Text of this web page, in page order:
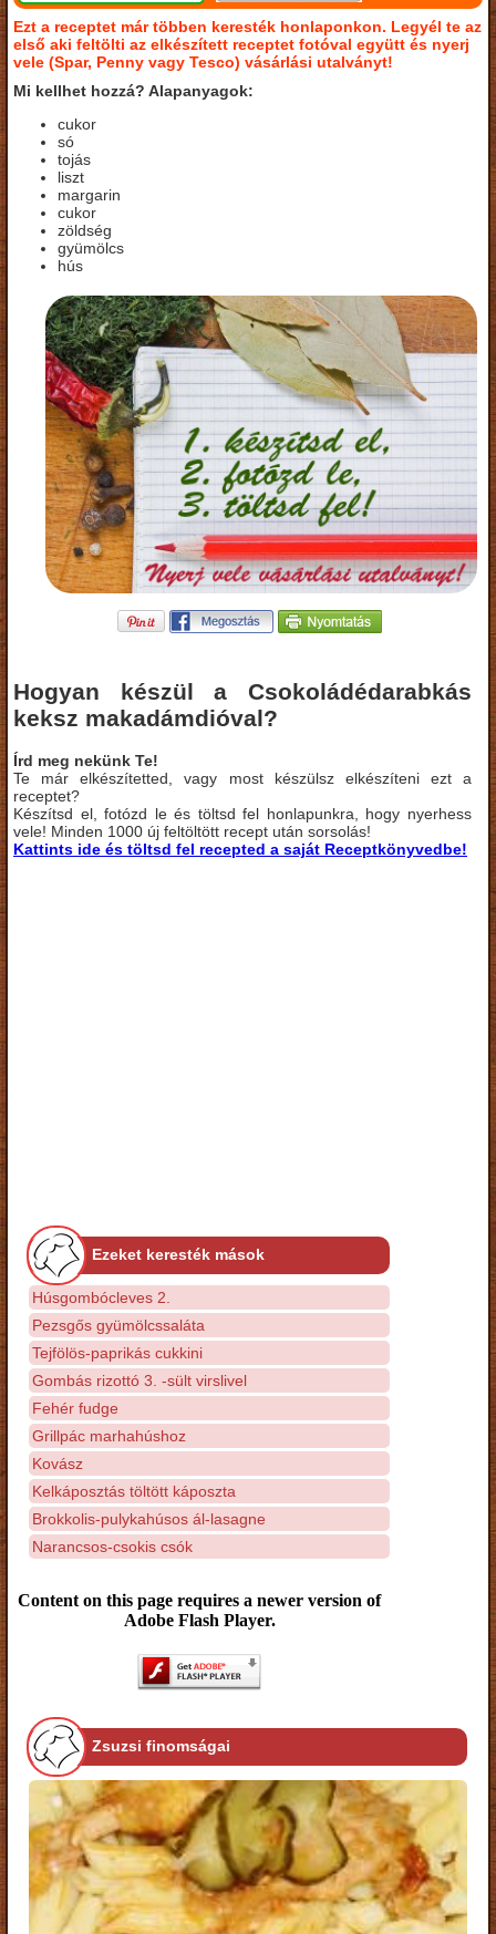
Ezt a receptet már többen keresték honlaponkon. Legyél te az
első aki feltölti az elkészített receptet fotóval együtt és nyerj
vele (Spar, Penny vagy Tesco) vásárlási utalványt!
Mi kellhet hozzá? Alapanyagok:
cukor
só
tojás
liszt
margarin
cukor
zöldség
gyümölcs
hús
Hogyan készül a Csokoládédarabkás
keksz makadámdióval?
Írd meg nekünk Te!
Te már elkészítetted, vagy most készülsz elkészíteni ezt a
receptet?
Készítsd el, fotózd le és töltsd fel honlapunkra, hogy nyerhess
vele! Minden 1000 új feltöltött recept után sorsolás!
Kattints ide és töltsd fel recepted a saját Receptkönyvedbe!
Ezeket keresték mások
Húsgombócleves 2.
Pezsgős gyümölcssaláta
Tejfölös-paprikás cukkini
Gombás rizottó 3. -sült virslivel
Fehér fudge
Grillpác marhahúshoz
Kovász
Kelkáposztás töltött káposzta
Brokkolis-pulykahúsos ál-lasagne
Narancsos-csokis csók
Content on this page requires a newer version of
Adobe Flash Player.
Zsuzsi finomságai